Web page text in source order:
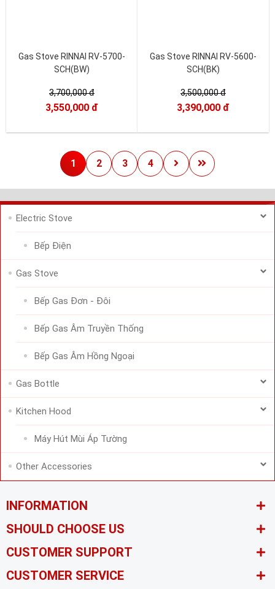
Gas Stove RINNAI RV-5700-
SCH(BW)
3,700,000 đ
3,550,000 đ
Gas Stove RINNAI RV-5600-
SCH(BK)
3,500,000 đ
3,390,000 đ
1 2 3 4
Electric Stove
Bếp Điện
Gas Stove
Bếp Gas Đơn - Đôi
Bếp Gas Âm Truyền Thống
Bếp Gas Âm Hồng Ngoại
Gas Bottle
Kitchen Hood
Máy Hút Mùi Áp Tường
Other Accessories
INFORMATION
SHOULD CHOOSE US
CUSTOMER SUPPORT
CUSTOMER SERVICE